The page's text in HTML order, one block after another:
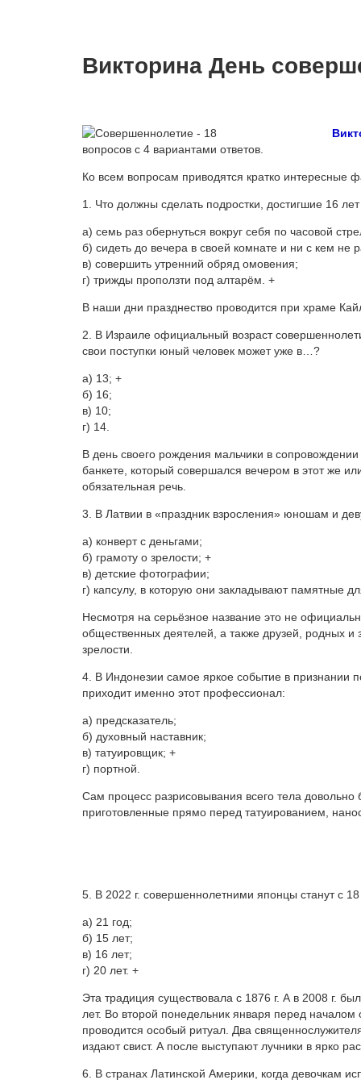
Викторина День
вопросов с 4 вариантами ответов.
Ко всем вопросам приводятся кратко интересные
1. Что должны сделать подростки, достигшие 16
а) семь раз обернуться вокруг себя по часовой
б) сидеть до вечера в своей комнате и ни с кем не
в) совершить утренний обряд омовения;
г) трижды проползти под алтарём. +
В наши дни празднество проводится при храме
2. В Израиле официальный возраст
свои поступки юный человек может уже в…?
а) 13; +
б) 16;
в) 10;
г) 14.
В день своего рождения мальчики в
банкете, который совершался вечером в этот же
обязательная речь.
3. В Латвии в «праздник взросления» юношам и
а) конверт с деньгами;
б) грамоту о зрелости; +
в) детские фотографии;
г) капсулу, в которую они закладывают памятные
Несмотря на серьёзное название это не
общественных деятелей, а также друзей, родных и
зрелости.
4. В Индонезии самое яркое событие в признании
приходит именно этот профессионал:
а) предсказатель;
б) духовный наставник;
в) татуировщик; +
г) портной.
Сам процесс разрисовывания всего тела
приготовленные прямо перед татуированием,
5. В 2022 г. совершеннолетними японцы станут с
а) 21 год;
б) 15 лет;
в) 16 лет;
г) 20 лет. +
Эта традиция существовала с 1876 г. А в 2008 г.
лет. Во второй понедельник января перед
проводится особый ритуал. Два
издают свист. А после выступают лучники в ярко
6. В странах Латинской Америки, когда девочкам